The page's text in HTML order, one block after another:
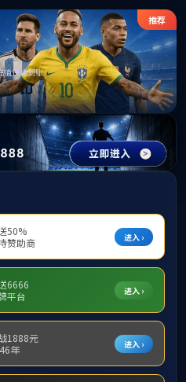
区)官方网站
南京航空航天大学